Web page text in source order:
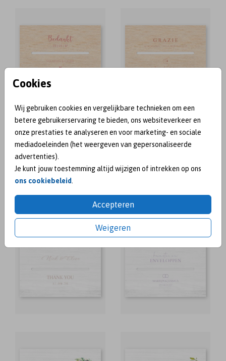
Cookies
Wij gebruiken cookies en vergelijkbare technieken om een
betere gebruikerservaring te bieden, ons websiteverkeer en
onze prestaties te analyseren en voor marketing- en sociale
mediadoeleinden (het weergeven van gepersonaliseerde
advertenties).
Je kunt jouw toestemming altijd wijzigen of intrekken op ons
ons cookiebeleid
Accepteren
Weigeren